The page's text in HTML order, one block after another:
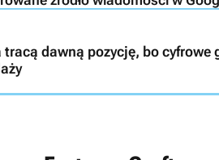
tracą dawną pozycję, bo cyfrowe